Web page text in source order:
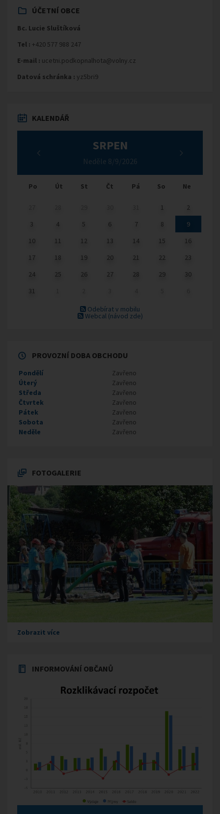
ÚČETNÍ OBCE
Bc. Lucie Sluštíková
Tel : +420 577 988 247
E-mail : ucetni.podkopnalhota@volny.cz
Datová schránka : yz5bri9
KALENDÁŘ
SRPEN
Neděle 8/9/2026
Po Út St Čt Pá So Ne
1
2
3
4 5 6 7 8
9
10
11 12 13 14 15
16
17
18 19 20 21 22
23
24
25 26 27 28 29
30
31
Odebírat v mobilu
Webcal (návod zde)
PROVOZNÍ DOBA OBCHODU
Pondělí
Zavřeno
Úterý
Zavřeno
Středa
Zavřeno
Čtvrtek
Zavřeno
Pátek
Zavřeno
Sobota
Zavřeno
Neděle
Zavřeno
FOTOGALERIE
Zobrazit více
INFORMOVÁNÍ OBČANŮ